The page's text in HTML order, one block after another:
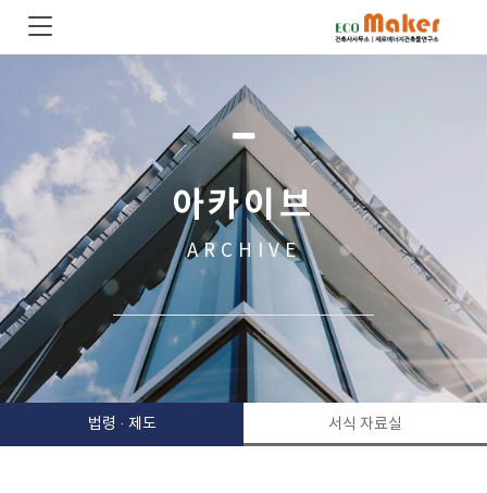
아카이브
ARCHIVE
법령 · 제도 서식 자료실